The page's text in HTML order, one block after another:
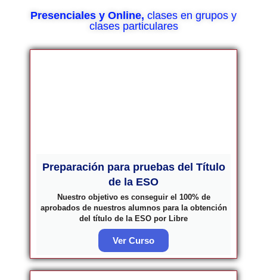
Presenciales y Online, clases en grupos y
clases particulares
Preparación para pruebas del Título
de la ESO
Nuestro objetivo es conseguir el 100% de
aprobados de nuestros alumnos para la obtención
del título de la ESO por Libre
Ver Curso